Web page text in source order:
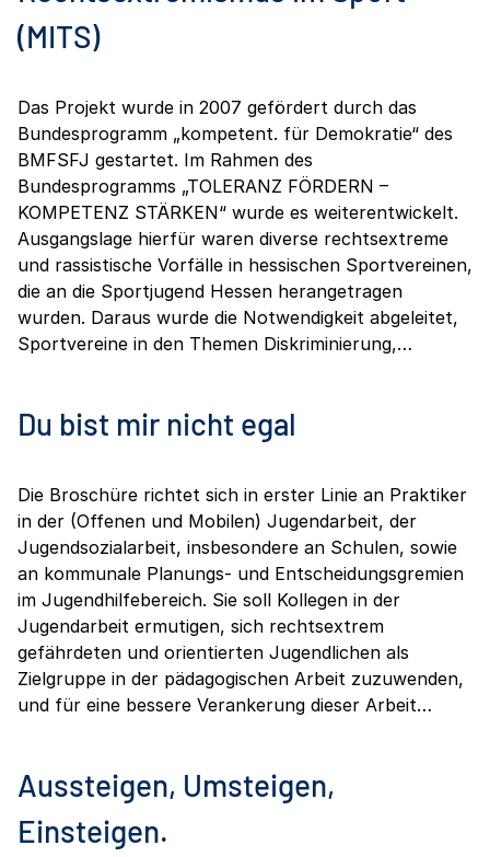
(MITS)
Das Projekt wurde in 2007 gefördert durch das
Bundesprogramm „kompetent. für Demokratie“ des
BMFSFJ gestartet. Im Rahmen des
Bundesprogramms „TOLERANZ FÖRDERN –
KOMPETENZ STÄRKEN“ wurde es weiterentwickelt.
Ausgangslage hierfür waren diverse rechtsextreme
und rassistische Vorfälle in hessischen Sportvereinen,
die an die Sportjugend Hessen herangetragen
wurden. Daraus wurde die Notwendigkeit abgeleitet,
Sportvereine in den Themen Diskriminierung,…
Du bist mir nicht egal
Die Broschüre richtet sich in erster Linie an Praktiker
in der (Offenen und Mobilen) Jugendarbeit, der
Jugendsozialarbeit, insbesondere an Schulen, sowie
an kommunale Planungs- und Entscheidungsgremien
im Jugendhilfebereich. Sie soll Kollegen in der
Jugendarbeit ermutigen, sich rechtsextrem
gefährdeten und orientierten Jugendlichen als
Zielgruppe in der pädagogischen Arbeit zuzuwenden,
und für eine bessere Verankerung dieser Arbeit…
Aussteigen, Umsteigen,
Einsteigen.